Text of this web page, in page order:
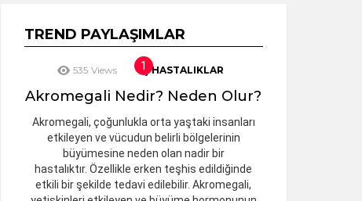
TREND PAYLAŞIMLAR
535 Views İÇ HASTALIKLAR
Akromegali Nedir? Neden Olur?
Akromegali, çoğunlukla orta yaştaki insanları
etkileyen ve vücudun belirli bölgelerinin
büyümesine neden olan nadir bir
hastalıktır. Özellikle erken teşhis edildiğinde
etkili bir şekilde tedavi edilebilir. Akromegali,